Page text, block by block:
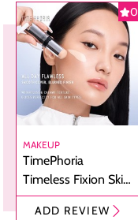
0
MAKEUP
TimePhoria
Timeless Fixion Skin
Tint Stick,
ADD REVIEW